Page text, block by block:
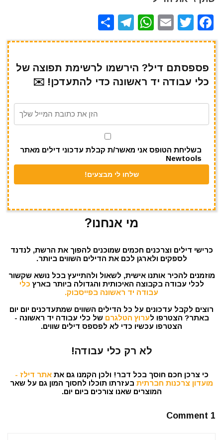
F
a
e
b
o
T
w
te
r
E
m
l
W
h
s
A
p
T
el
gr
a
m
h
e
פספסתם דיל? הירשמו לרשימת תפוצה של
כלי עבודה יד ראשונה כדי להתעדכן! ✉️
בשליחת הטופס אני מאשר/ת קבלת עדכוני דילים מאתר
Newtools
מי אנחנו?
כרישי דילים וצרכנים חכמים שמוכנים להפוך את הרשת, לנדנד
לספקים ולארגן לכם את הדילים השווים ביותר.
מוזמנים להכיר אותנו אישית, לשאול ולהתייעץ בכל נושא שקשור
לכלי עבודה בקבוצה האיכותית והגדולה ביותר בארץ כלי
עבודה יד ראשונה בפייסבוק.
רוצים לקבל עדכונים על כל הדילים השווים שמתעדכנים יום יום
באתר? הצטרפו לערוץ הטלגרם של כלי עבודה יד ראשונה -
הצטרפו עכשיו כדי לא לפספס דילים שווים.
לא רק כלי עבודה!
כי צרכן חכם חוסך בכל דבר! ולכן הקמנו גם אתאתר דילז -
מועדון צרכנות חברתית בעזרתו תוכלו לחסוך המון גם על שאר
המוצרים שאנו צורכים ביום יום.
1 Comment